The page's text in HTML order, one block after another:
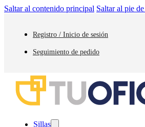
Saltar al contenido principal Saltar al pie
Registro / Inicio de sesión
Seguimiento de pedido
Sillas